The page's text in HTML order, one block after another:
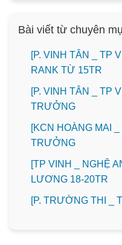
Bài viết từ chuyên
[P. VINH TÂN _ TP
RANK TỪ 15TR
[P. VINH TÂN _ TP
TRƯỞNG
️[KCN HOÀNG MAI
TRƯỞNG
[TP VINH _ NGHỆ
LƯƠNG 18-20TR
️[P. TRƯỜNG THI _